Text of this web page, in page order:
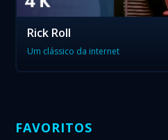
Rick Roll
Um clássico da internet
FAVORITOS